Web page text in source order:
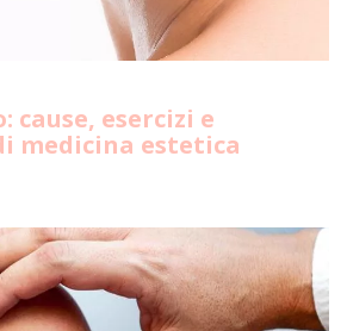
cause, esercizi e
medicina estetica